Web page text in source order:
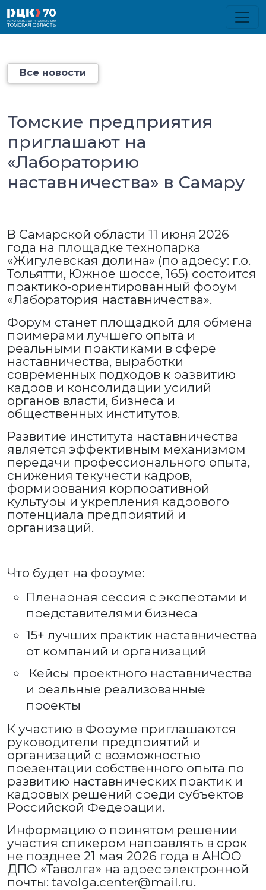
Все новости
Томские предприятия
приглашают на
«Лабораторию
наставничества» в Самару
В Самарской области 11 июня 2026
года на площадке технопарка
«Жигулевская долина» (по адресу: г.о.
Тольятти, Южное шоссе, 165) состоится
практико-ориентированный форум
«Лаборатория наставничества».
Форум станет площадкой для обмена
примерами лучшего опыта и
реальными практиками в сфере
наставничества, выработки
современных подходов к развитию
кадров и консолидации усилий
органов власти, бизнеса и
общественных институтов.
Развитие института наставничества
является эффективным механизмом
передачи профессионального опыта,
снижения текучести кадров,
формирования корпоративной
культуры и укрепления кадрового
потенциала предприятий и
организаций.
Что будет на форуме:
Пленарная сессия с экспертами и
представителями бизнеса
15+ лучших практик наставничества
от компаний и организаций
Кейсы проектного наставничества
и реальные реализованные
проекты
К участию в Форуме приглашаются
руководители предприятий и
организаций с возможностью
презентации собственного опыта по
развитию наставнических практик и
кадровых решений среди субъектов
Российской Федерации.
Информацию о принятом решении
участия спикером направлять в срок
не позднее 21 мая 2026 года в АНОО
ДПО «Таволга» на адрес электронной
почты: tavolga.center@mail.ru.